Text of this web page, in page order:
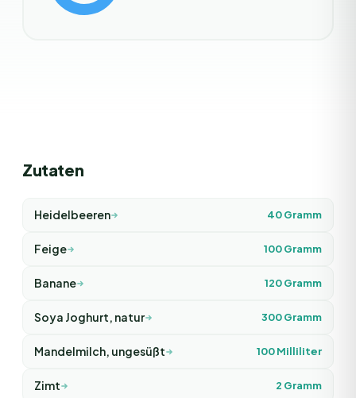
Zutaten
Heidelbeeren 40Gramm
Feige 100Gramm
Banane 120Gramm
Soya Joghurt, natur 300Gramm
Mandelmilch, ungesüßt 100Milliliter
Zimt 2 Gramm